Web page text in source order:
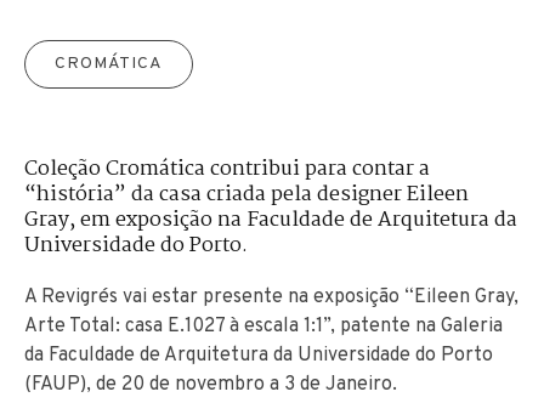
CROMÁTICA
Coleção Cromática contribui para contar a
“história” da casa criada pela designer Eileen
Gray, em exposição na Faculdade de Arquitetura da
Universidade do Porto.
A Revigrés vai estar presente na exposição “Eileen Gray,
Arte Total: casa E.1027 à escala 1:1”, patente na Galeria
da Faculdade de Arquitetura da Universidade do Porto
(FAUP), de 20 de novembro a 3 de Janeiro.